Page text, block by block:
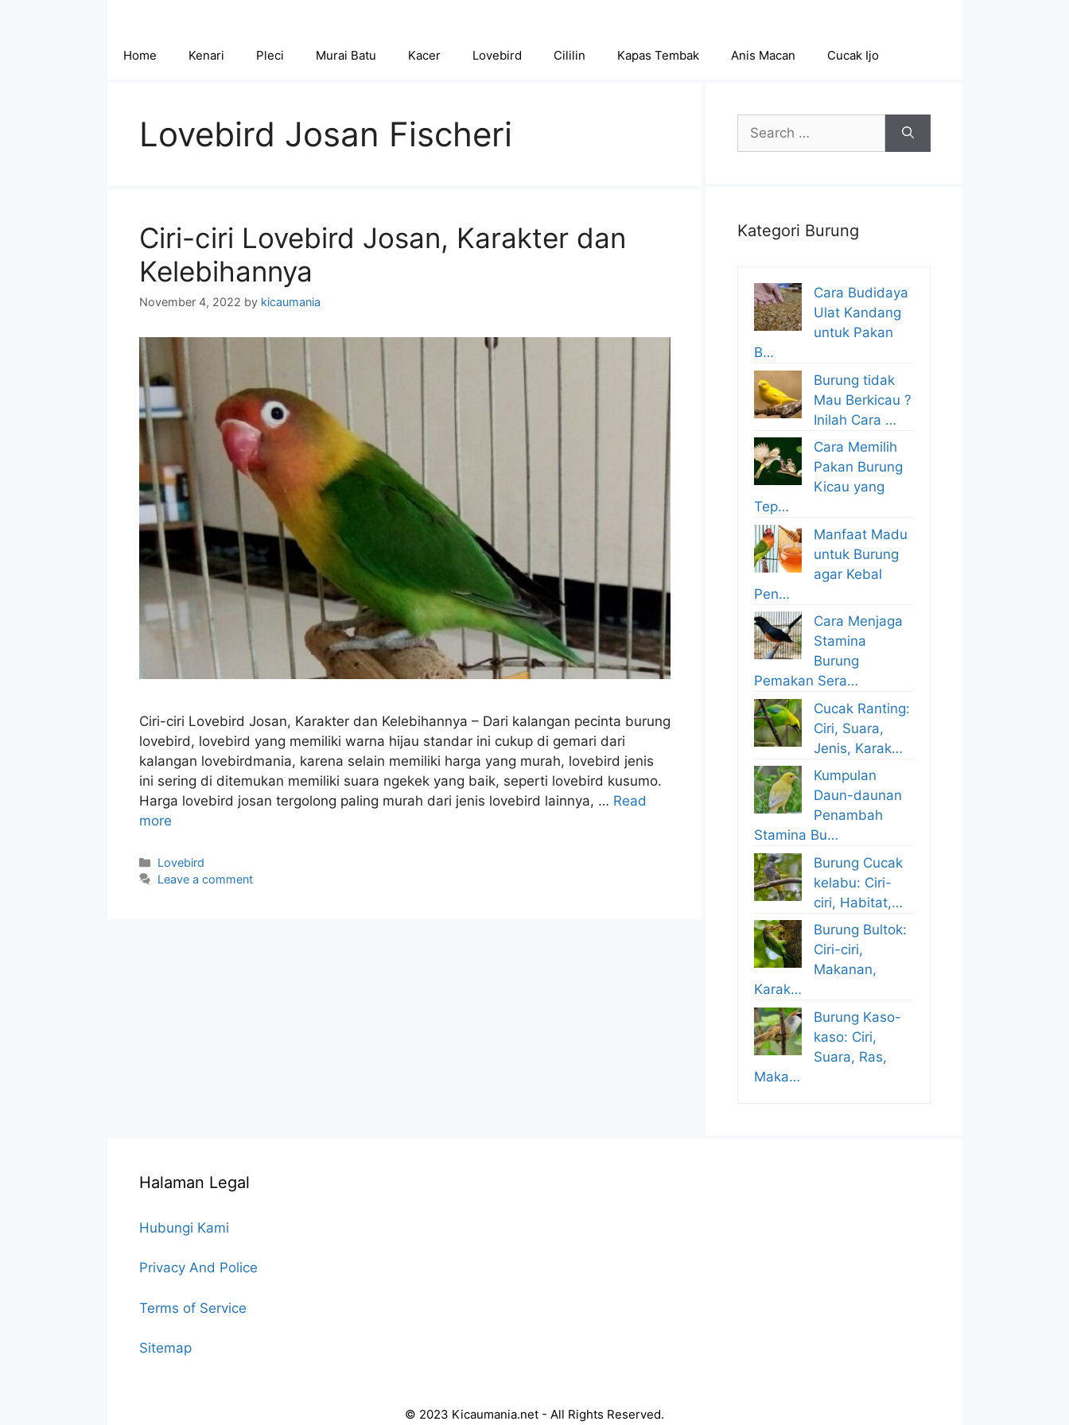
Home Kenari Pleci Murai Batu Kacer Lovebird Cililin Kapas Tembak Anis Macan Cucak Ijo
Lovebird Josan Fischeri
Ciri-ciri Lovebird Josan, Karakter dan
Kelebihannya
November 4, 2022 by kicaumania
Ciri-ciri Lovebird Josan, Karakter dan Kelebihannya – Dari kalangan pecinta burung
lovebird, lovebird yang memiliki warna hijau standar ini cukup di gemari dari
kalangan lovebirdmania, karena selain memiliki harga yang murah, lovebird jenis
ini sering di ditemukan memiliki suara ngekek yang baik, seperti lovebird kusumo.
Harga lovebird josan tergolong paling murah dari jenis lovebird lainnya, … Read
more
Categories
Lovebird
Leave a comment
Search
for:
Kategori Burung
Cara Budidaya
Ulat Kandang
untuk Pakan
B…
Burung tidak
Mau Berkicau ?
Inilah Cara …
Cara Memilih
Pakan Burung
Kicau yang
Tep…
Manfaat Madu
untuk Burung
agar Kebal
Pen…
Cara Menjaga
Stamina
Burung
Pemakan Sera…
Cucak Ranting:
Ciri, Suara,
Jenis, Karak…
Kumpulan
Daun-daunan
Penambah
Stamina Bu…
Burung Cucak
kelabu: Ciri-
ciri, Habitat,…
Burung Bultok:
Ciri-ciri,
Makanan,
Karak…
Burung Kaso-
kaso: Ciri,
Suara, Ras,
Maka…
Halaman Legal
Hubungi Kami
Privacy And Police
Terms of Service
Sitemap
© 2023 Kicaumania.net - All Rights Reserved.